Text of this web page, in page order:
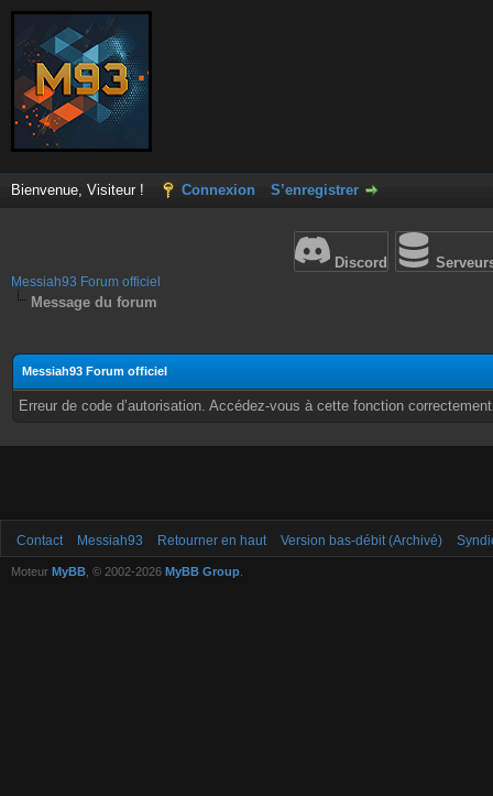
Bienvenue, Visiteur ! Connexion S’enregistrer
Discord
Messiah93 Forum officiel
Message du forum
Messiah93 Forum officiel
Erreur de code d’autorisation. Accédez-vous à cette fonction
Contact Messiah93 Retourner en haut Version bas-débit (Archivé)
Moteur MyBB , © 2002-2026 MyBB Group